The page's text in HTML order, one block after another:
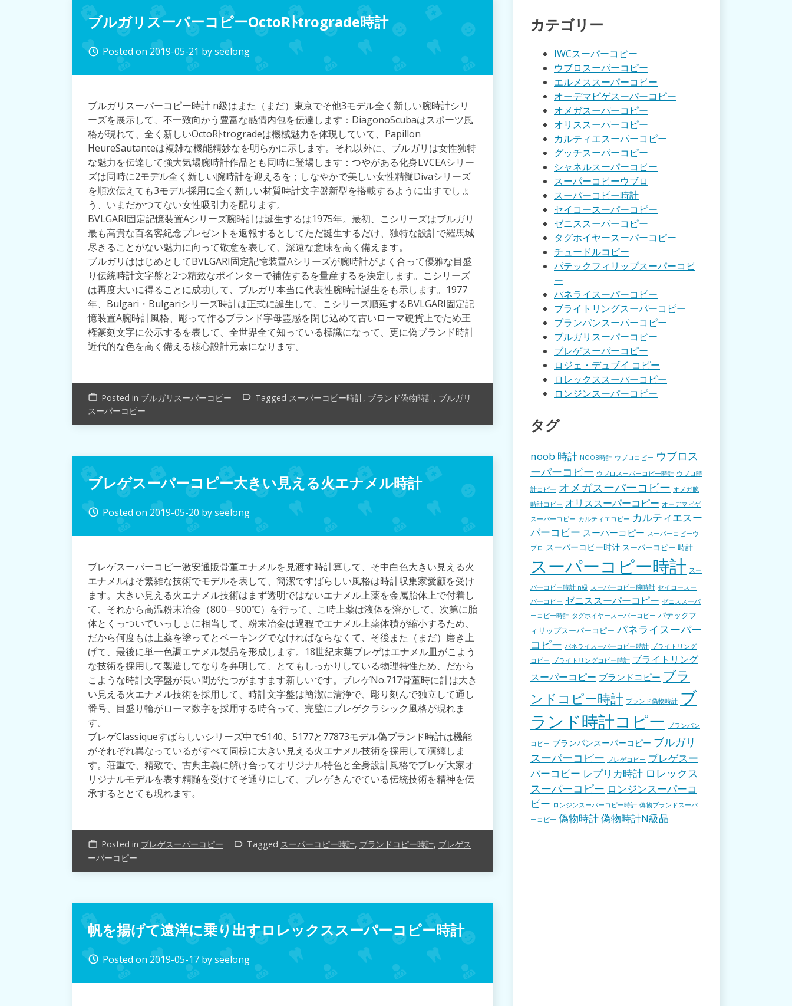
ブルガリスーパーコピーOctoRﾄtrograde時計
access_time Posted on 2019-05-21 byseelong
ブルガリスーパーコピー時計 n級はまた（まだ）東京でそ他3モデル全く新しい腕時計シリ
ーズを展示して、不一致向かう豊富な感情内包を伝達します：DiagonoScubaはスポーツ風
格が現れて、全く新しいOctoRﾄtrogradeは機械魅力を体現していて、Papillon
HeureSautanteは複雑な機能精妙なを明らかに示します。それ以外に、ブルガリは女性独特
な魅力を伝達して強大気場腕時計作品とも同時に登場します：つやがある化身LVCEAシリー
ズは同時に2モデル全く新しい腕時計を迎えるを；しなやかで美しい女性精髄Divaシリーズ
を順次伝えても3モデル採用に全く新しい材質時計文字盤新型を搭載するように出すでしょ
う、いまだかつてない女性吸引力を配ります。
BVLGARI固定記憶装置Aシリーズ腕時計は誕生するは1975年。最初、こシリーズはブルガリ
最も高貴な百名客紀念プレゼントを返報するとしてただ誕生するだけ、独特な設計で羅馬城
尽きることがない魅力に向って敬意を表して、深遠な意味を高く備えます。
ブルガリははじめとしてBVLGARI固定記憶装置Aシリーズが腕時計がよく合って優雅な目盛
り伝統時計文字盤と2つ精致なポインターで補佐するを量産するを決定します。こシリーズ
は再度大いに得ることに成功して、ブルガリ本当に代表性腕時計誕生をも示します。1977
年、Bulgari・Bulgariシリーズ時計は正式に誕生して、こシリーズ順延するBVLGARI固定記
憶装置A腕時計風格、彫って作るブランド字母霊感を閉じ込めて古いローマ硬貨上でため王
権篆刻文字に公示するを表して、全世界全て知っている標識になって、更に偽ブランド時計
近代的な色を高く備える核心設計元素になります。
work_outline Posted in ブルガリスーパーコピー label_outline Tagged スーパーコピー時計, ブランド偽物時計, ブルガリ
スーパーコピー
ブレゲスーパーコピー大きい見える火エナメル時計
access_time Posted on 2019-05-20 byseelong
ブレゲスーパーコピー激安通販骨董エナメルを見渡す時計算して、そ中白色大きい見える火
エナメルはそ繁雑な技術でモデルを表して、簡潔ですばらしい風格は時計収集家愛顧を受け
ます。大きい見える火エナメル技術はまず透明ではないエナメル上薬を金属胎体上で付着し
て、それから高温粉末冶金（800―900℃）を行って、こ時上薬は液体を溶かして、次第に胎
体とくっついていっしょに相当して、粉末冶金は過程でエナメル上薬体積が縮小するため、
だから何度もは上薬を塗ってとベーキングでなければならなくて、そ後また（まだ）磨き上
げて、最後に単一色調エナメル製品を形成します。18世紀末葉ブレゲはエナメル皿がこよう
な技術を採用して製造してなりを弁明して、とてもしっかりしている物理特性ため、だから
こような時計文字盤が長い間がたつがますます新しいです。ブレゲNo.717骨董時に計は大き
い見える火エナメル技術を採用して、時計文字盤は簡潔に清浄で、彫り刻んで独立して通し
番号、目盛り輪がローマ数字を採用する時合って、完璧にブレゲクラシック風格が現れま
す。
ブレゲClassiqueすばらしいシリーズ中で5140、5177と77873モデル偽ブランド時計は機能
がそれぞれ異なっているがすべて同様に大きい見える火エナメル技術を採用して演繹しま
す。荘重で、精致で、古典主義に解け合ってオリジナル特色と全身設計風格でブレゲ大家オ
リジナルモデルを表す精髄を受けてそ通りにして、ブレゲきんでている伝統技術を精神を伝
承するととても現れます。
work_outline Posted in ブレゲスーパーコピー label_outline Tagged スーパーコピー時計, ブランドコピー時計, ブレゲス
ーパーコピー
帆を揚げて遠洋に乗り出すロレックススーパーコピー時計
access_time Posted on 2019-05-17 byseelong
カテゴリー
IWCスーパーコピー
ウブロスーパーコピー
エルメススーパーコピー
オーデマピゲスーパーコピー
オメガスーパーコピー
オリススーパーコピー
カルティエスーパーコピー
グッチスーパーコピー
シャネルスーパーコピー
スーパーコピーウブロ
スーパーコピー時計
セイコースーパーコピー
ゼニススーパーコピー
タグホイヤースーパーコピー
チュードルコピー
パテックフィリップスーパーコピ
ー
パネライスーパーコピー
ブライトリングスーパーコピー
ブランパンスーパーコピー
ブルガリスーパーコピー
ブレゲスーパーコピー
ロジェ・デュブイ コピー
ロレックススーパーコピー
ロンジンスーパーコピー
タグ
noob 時計 NOOB時計 ウブロコピー ウブロス
ーパーコピー ウブロスーパーコピー時計 ウブロ時
計コピー オメガスーパーコピー オメガ腕
時計コピー オリススーパーコピー オーデマピゲ
スーパーコピー カルティエコピー カルティエスー
パーコピー スーパーコピー スーパーコピーウ
ブロ スーパーコピー时计 スーパーコピー 時計
スーパーコピー時計 スー
パーコピー時計 n級 スーパーコピー腕時計 セイコースー
パーコピー ゼニススーパーコピー ゼニススーパ
ーコピー時計 タグホイヤースーパーコピー パテックフ
ィリップスーパーコピー パネライスーパー
コピー パネライスーパーコピー時計 ブライトリング
コピー ブライトリングコピー時計 ブライトリング
スーパーコピー ブランドコピー ブラ
ンドコピー時計 ブランド偽物時計 ブ
ランド時計コピー ブランパン
コピー ブランパンスーパーコピー ブルガリ
スーパーコピー ブレゲコピー ブレゲスー
パーコピー レプリカ時計 ロレックス
スーパーコピー ロンジンスーパーコ
ピー ロンジンスーパーコピー時計 偽物ブランドスーパ
ーコピー 偽物時計偽物時計N級品